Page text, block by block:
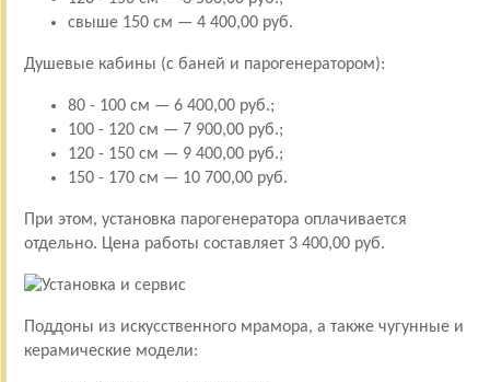
свыше 150 см — 4 400,00 руб.
Душевые кабины (с баней и парогенератором):
80 - 100 см — 6 400,00 руб.;
100 - 120 см — 7 900,00 руб.;
120 - 150 см — 9 400,00 руб.;
150 - 170 см — 10 700,00 руб.
При этом, установка парогенератора оплачивается
отдельно. Цена работы составляет 3 400,00 руб.
Поддоны из искусственного мрамора, а также чугунные и
керамические модели: